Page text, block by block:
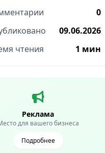
0
09.06.2026
чтения
1 мин
Реклама
для вашего бизнеса
Подробнее